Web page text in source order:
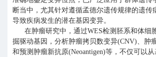
断当中，尤其针对遵循孟德尔遗传规律的遗传
导致疾病发生的潜在基因变异。
在肿瘤研究中，通过WES检测胚系和体细
掘驱动基因，分析肿瘤拷贝数变异(CNV)、肿
和预测肿瘤新抗原(Neoantigen)等，不仅可以